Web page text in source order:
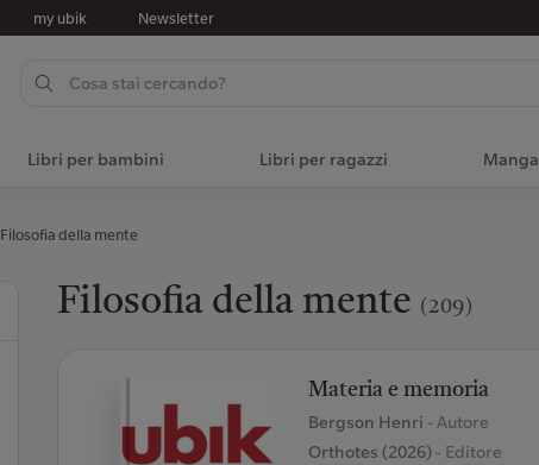
my ubik Newsletter
Libri per bambini Libri per ragazzi Manga
Filosofia della mente
Filosofia della mente (209)
Materia e memoria
Bergson Henri - Autore
Orthotes (2026)- Editore